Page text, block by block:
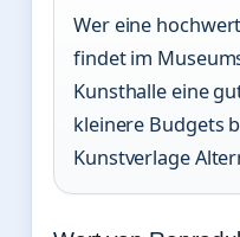
Wer eine
findet im
Kunsthalle eine
kleinere Budgets
Kunstverlage